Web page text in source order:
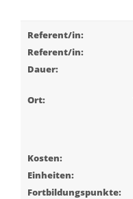
Referent/in:
Referent/in:
Dauer:
Ort:
Kosten:
Einheiten:
Fortbildungspunkte: